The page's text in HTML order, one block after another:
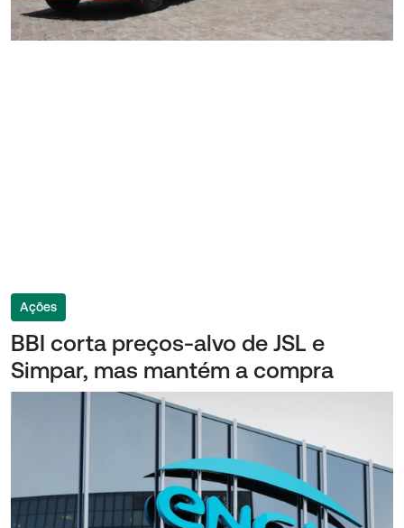
Ações
BBI corta preços-alvo de JSL e
Simpar, mas mantém a compra